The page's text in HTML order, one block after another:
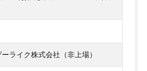
ライク株式会社（非上場）